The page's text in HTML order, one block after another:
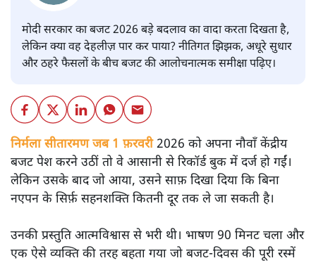
मोदी सरकार का बजट 2026 बड़े बदलाव का वादा करता दिखता है,
लेकिन क्या वह देहलीज़ पार कर पाया? नीतिगत झिझक, अधूरे सुधार
और ठहरे फैसलों के बीच बजट की आलोचनात्मक समीक्षा पढ़िए।
निर्मला सीतारमण जब 1 फ़रवरी2026 को अपना नौवाँ केंद्रीय
बजट पेश करने उठीं तो वे आसानी से रिकॉर्ड बुक में दर्ज हो गईं।
लेकिन उसके बाद जो आया, उसने साफ़ दिखा दिया कि बिना
नएपन के सिर्फ़ सहनशक्ति कितनी दूर तक ले जा सकती है।
उनकी प्रस्तुति आत्मविश्वास से भरी थी। भाषण 90 मिनट चला और
एक ऐसे व्यक्ति की तरह बहता गया जो बजट‑दिवस की पूरी रस्में